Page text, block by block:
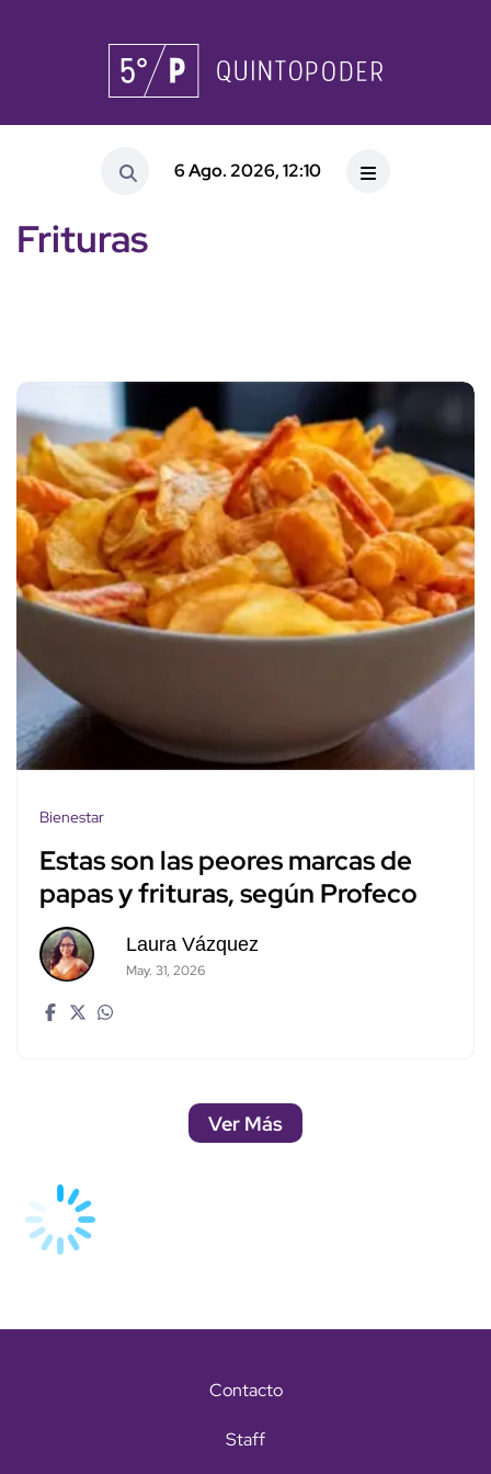
6 Ago. 2026, 12:10
Frituras
Bienestar
Estas son las peores marcas de
papas y frituras, según Profeco
Laura Vázquez
May. 31, 2026
Ver Más
Contacto
Staff